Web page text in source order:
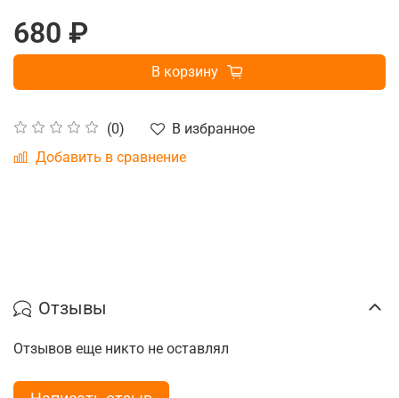
(0)
В избранное
Добавить в сравнение
680 ₽
В корзину
Отзывы
Отзывов еще никто не оставлял